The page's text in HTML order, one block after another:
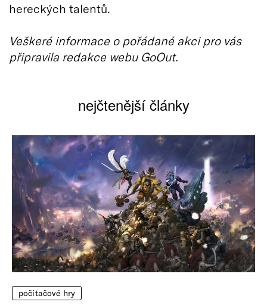
hereckých talentů.
Veškeré informace o pořádané akci pro vás
připravila redakce webu GoOut.
nejčtenější články
počítačové hry